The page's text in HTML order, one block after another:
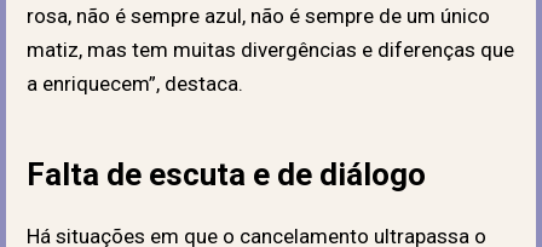
rosa, não é sempre azul, não é sempre de um único
matiz, mas tem muitas divergências e diferenças que
a enriquecem”, destaca.
Falta de escuta e de diálogo
Há situações em que o cancelamento ultrapassa o